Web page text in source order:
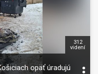
opäť úradujú
312
videní